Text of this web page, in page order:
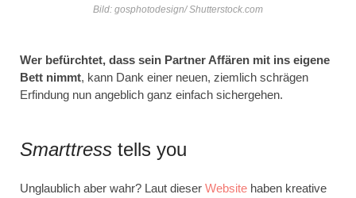
Bild: gosphotodesign/ Shutterstock.com
Wer befürchtet, dass sein Partner Affären mit ins eigene
Bett nimmt, kann Dank einer neuen, ziemlich schrägen
Erfindung nun angeblich ganz einfach sichergehen.
Smarttress tells you
Unglaublich aber wahr? Laut dieser Website haben kreative